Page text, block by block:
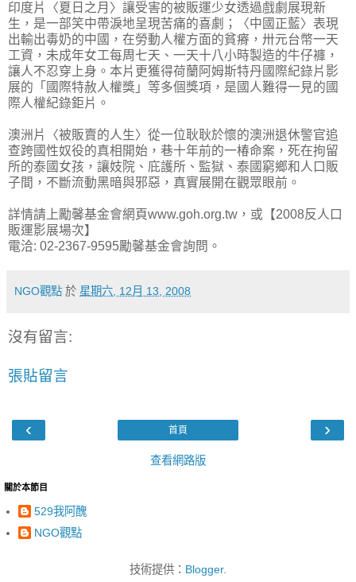
印度片〈夏日之月〉讓受害的被販運少女透過戲劇展現新
生，是一部笑中帶淚地呈現苦痛的喜劇；〈中國正藍〉表現
出輸出毒奶的中國，在勞動人權方面的貧瘠，卅元台幣一天
工資，未成年女工每周七天、一天十八小時製造的牛仔褲，
讓人不忍穿上身。本片更獲得荷蘭阿姆斯特丹國際紀錄片影
展的「國際特赦人權獎」等多個獎項，是國人難得一見的國
際人權紀錄鉅片。
澳洲片〈被販賣的人生〉從一位耿耿於懷的澳洲退休警官追
查跨國性奴役的真相開始，巷十年前的一椿命案，死在拘留
所的泰國女孩，讓妓院、庇護所、監獄、泰國窮鄉和人口販
子間，不斷流動黑暗與邪惡，真實展開在觀眾眼前。
詳情請上勵馨基金會網頁www.goh.org.tw，或【2008反人口
販運影展場次】
電洽: 02-2367-9595勵馨基金會詢問。
NGO觀點 於 星期六, 12月 13, 2008
沒有留言:
張貼留言
‹ ›
首頁
查看網路版
關於本節目
529我阿醜
NGO觀點
技術提供： Blogger.